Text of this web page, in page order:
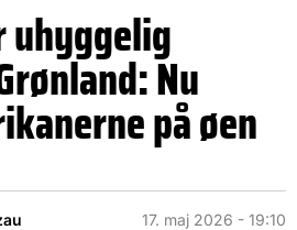
uhyggelig
Nu
på øen
17. maj 2026 - 19:10